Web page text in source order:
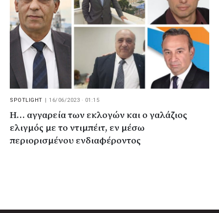
SPOTLIGHT | 16/06/2023 · 01:15
Η… αγγαρεία των εκλογών και ο γαλάζιος
ελιγμός με το ντιμπέιτ, εν μέσω
περιορισμένου ενδιαφέροντος